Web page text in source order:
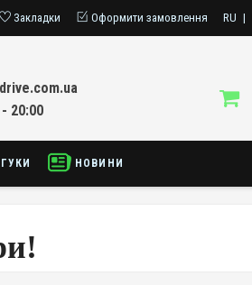
Закладки Оформити замовлення RU |
20:00
НОВИНИ